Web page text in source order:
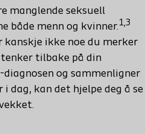
manglende seksuell
både menn og kvinner. 1,3
kanskje ikke noe du merker
tilbake på din
og sammenligner
dag, kan det hjelpe deg å se